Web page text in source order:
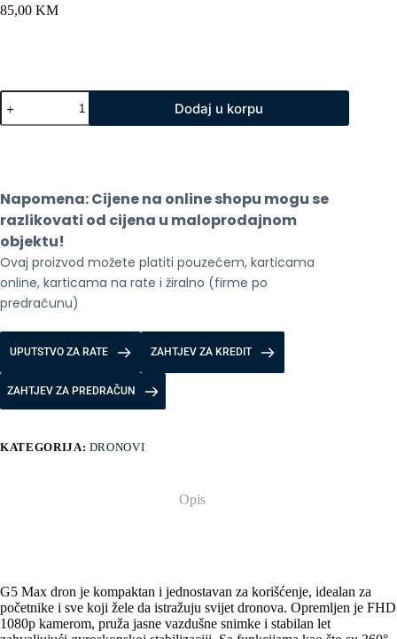
85,00 KM
DRON
G5
MAX
Dodaj u korpu
Napomena: Cijene na online shopu mogu se
razlikovati od cijena u maloprodajnom
objektu!
Ovaj proizvod možete platiti pouzećem, karticama
online, karticama na rate i žiralno (firme po
predračunu)
UPUTSTVO ZA RATE ZAHTJEV ZA KREDIT
ZAHTJEV ZA PREDRAČUN
KATEGORIJA: DRONOVI
Opis
G5 Max dron je kompaktan i jednostavan za korišćenje, idealan za
početnike i sve koji žele da istražuju svijet dronova. Opremljen je FHD
1080p kamerom, pruža jasne vazdušne snimke i stabilan let